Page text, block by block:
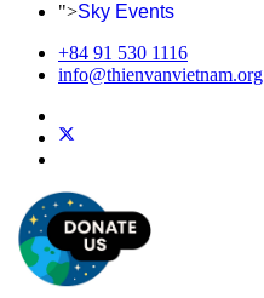
">Sky Events
+84 91 530 1116
info@thienvanvietnam.org